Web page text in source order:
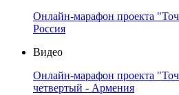
Онлайн-марафон проекта
Россия
Видео
Онлайн-марафон проекта
четвертый - Армения